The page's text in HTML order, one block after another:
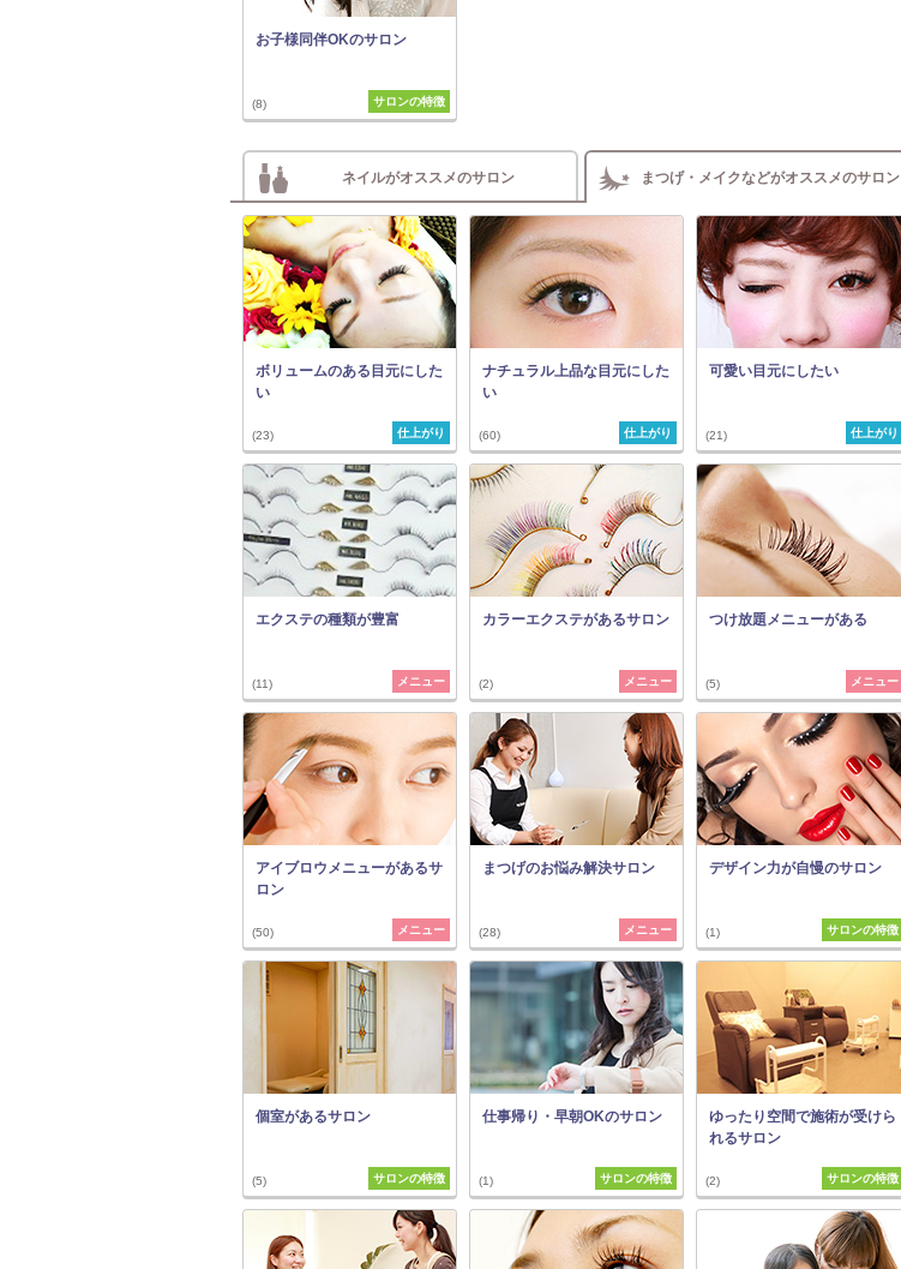
お子様同伴OKのサロン
(8) サロンの特徴
ネイルがオススメのサロン まつげ・メイクなどがオススメのサロン
ボリュームのある目元にした
い
(23) 仕上がり
ナチュラル上品な目元にした
い
(60) 仕上がり
可愛い目元にしたい
(21) 仕上がり
エクステの種類が豊富
(11) メニュー
カラーエクステがあるサロン
(2) メニュー
つけ放題メニューがある
(5) メニュー
アイブロウメニューがあるサ
ロン
(50) メニュー
まつげのお悩み解決サロン
(28) メニュー
デザイン力が自慢のサロン
(1) サロンの特徴
個室があるサロン
(5) サロンの特徴
仕事帰り・早朝OKのサロン
(1) サロンの特徴
ゆったり空間で施術が受けら
れるサロン
(2) サロンの特徴